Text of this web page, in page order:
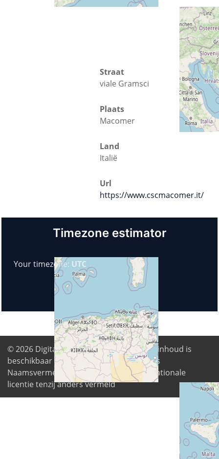
Straat
viale Gramsci
Plaats
Macomer
Land
Italië
Url
https://www.cscmacomer.it/
Timezone estimator
Your timezone: UTC
© 2026 Digital Freedom Foundation. Alle inhoud is
beschikbaar onder de Creative Commons
Naamsvermelding-GelijkDelen 4.0 Internationale
licentie tenzij anders vermeld